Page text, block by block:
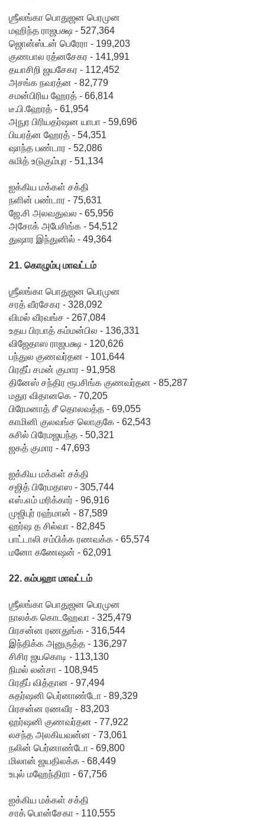
ஶ்ரீலங்கா பொதுஜன பெரமுன
மஹிந்த ராஜபக்ஷ - 527,364
ஜொன்ஸ்டன் பெரேரா - 199,203
குணபால ரத்னசேகர - 141,991
தயாசிறி ஜயசேகர - 112,452
அசங்க நவரத்ன - 82,779
சமன்பிரிய ஹேரத் - 66,814
டீ.பி.ஹேரத் - 61,954
அநுர பிரியதர்ஷன யாபா - 59,696
பியரத்ன ஹேரத் - 54,351
ஷாந்த பண்டார - 52,086
சுமித் உடுகும்புர - 51,134
ஐக்கிய மக்கள் சக்தி
நளின் பண்டார - 75,631
ஜே.சி அலவதுவல - 65,956
அசோக் அபேசிங்க - 54,512
துஷார இந்துனில் - 49,364
21. கொழும்பு மாவட்டம்
ஶ்ரீலங்கா பொதுஜன பெரமுன
சரத் வீரசேகர - 328,092
விமல் வீரவங்ச - 267,084
உதய பிரபாத் கம்மன்பில - 136,331
விஜேதாஸ ராஜபக்ஷ - 120,626
பந்துல குணவர்தன - 101,644
பிரதீப் சமன் குமார - 91,958
தினேஸ் சந்திர ரூபசிங்க குணவர்தன - 85,287
மதுர விதானகெ - 70,205
பிரேமனாத் சீ தொலவத்த - 69,055
காமினி குலவங்ச லொகுகே - 62,543
சுசில் பிரேமஜயந்த - 50,321
ஜகத் குமார - 47,693
ஐக்கிய மக்கள் சக்தி
சஜித் பிரேமதாஸ - 305,744
எஸ்.எம் மரிக்கார் - 96,916
முஜிபுர் ரஹ்மான் - 87,589
ஹர்ஷ த சில்வா - 82,845
பாட்டாலி சம்பிக்க ரணவக்க - 65,574
மனோ கணேஷன் - 62,091
22. கம்பஹா மாவட்டம்
ஶ்ரீலங்கா பொதுஜன பெரமுன
நாலக்க கொடஹேவா - 325,479
பிரசன்ன ரணதுங்க - 316,544
இந்திக்க அனுருத்த - 136,297
சிசிர ஜயகொடி - 113,130
நிமல் லன்சா - 108,945
பிரதீப் வித்தான - 97,494
சுதர்ஷனி பெர்னாண்டோ - 89,329
பிரசன்ன ரணவீர - 83,203
ஹர்ஷனி குணவர்தன - 77,922
லசந்த அலகியவன்ன - 73,061
நலின் பெர்னாண்டோ - 69,800
மிலான் ஜயதிலக்க - 68,449
உபுல் மஹேந்திரா - 67,756
ஐக்கிய மக்கள் சக்தி
சரத் பொன்சேகா - 110,555